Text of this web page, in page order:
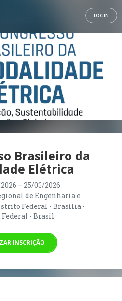
LOGIN
Brasileiro da
Elétrica
– 25/03/2026
de Engenharia e
Federal - Brasília -
- Brasil
INSCRIÇÃO